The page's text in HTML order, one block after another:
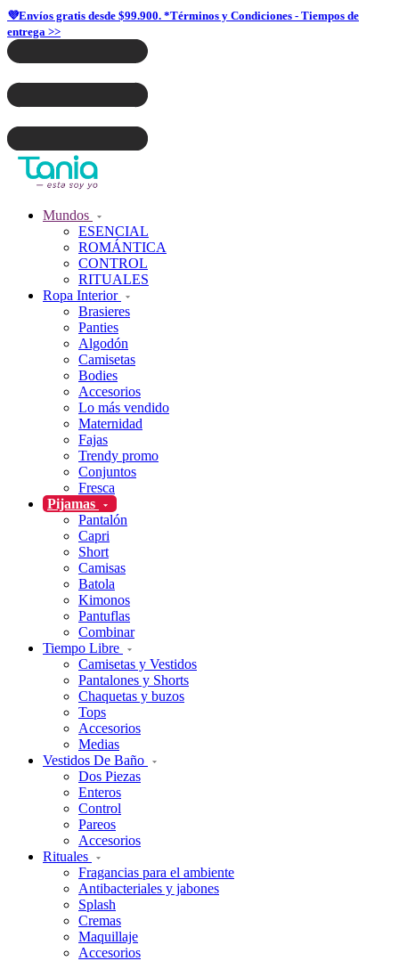
💜Envíos gratis desde $99.900. *Términos y Condiciones - Tiempos de
entrega >>
Mundos
ESENCIAL
ROMÁNTICA
CONTROL
RITUALES
Ropa Interior
Brasieres
Panties
Algodón
Camisetas
Bodies
Accesorios
Lo más vendido
Maternidad
Fajas
Trendy promo
Conjuntos
Fresca
Pijamas
Pantalón
Capri
Short
Camisas
Batola
Kimonos
Pantuflas
Combinar
Tiempo Libre
Camisetas y Vestidos
Pantalones y Shorts
Chaquetas y buzos
Tops
Accesorios
Medias
Vestidos De Baño
Dos Piezas
Enteros
Control
Pareos
Accesorios
Rituales
Fragancias para el ambiente
Antibacteriales y jabones
Splash
Cremas
Maquillaje
Accesorios